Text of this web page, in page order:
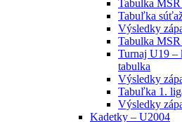
Tabulka
Tabuľka
Výsledky
Tabulka
Turnaj U19 –
tabulka
Výsledky
Tabuľka 1.
Výsledky
Kadetky – U2004